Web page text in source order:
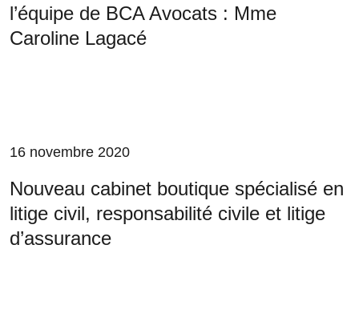
l’équipe de BCA Avocats : Mme
Caroline Lagacé
16 novembre 2020
Nouveau cabinet boutique spécialisé en
litige civil, responsabilité civile et litige
d’assurance